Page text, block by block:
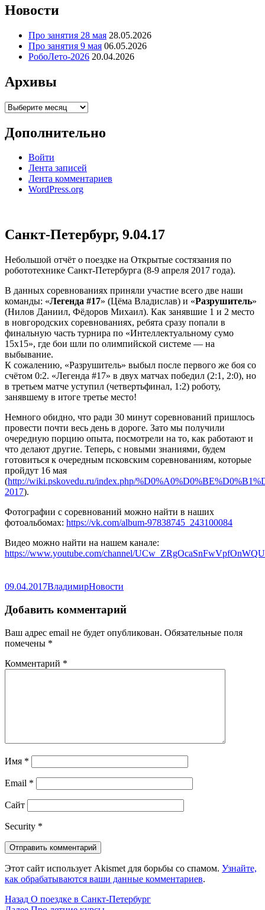
Новости
Про занятия 28 мая 28.05.2026
Про занятия 9 мая 06.05.2026
РобоЛето-2026 20.04.2026
Архивы
Архивы
Дополнительно
Войти
Лента записей
Лента комментариев
WordPress.org
Санкт-Петербург, 9.04.17
Небольшой отчёт о поездке на Открытые состязания по
робототехнике Санкт-Петербурга (8-9 апреля 2017 года).
В данных соревнованиях приняли участие всего две наши
команды: «Легенда #17» (Цёма Владислав) и «Разрушитель»
(Нилов Даниил, Фёдоров Михаил). Как занявшие 1 и 2 место
в новгородских соревнованиях, ребята сразу попали в
финальную часть турнира по «Интеллектуальному сумо
15х15», где бои шли по олимпийской системе — на
выбывание.
К сожалению, «Разрушитель» выбыл после первого же боя со
счётом 0:2. «Легенда #17» в двух матчах победил (2:1, 2:0), но
в третьем матче уступил (четвертьфинал, 1:2) роботу,
занявшему в итоге третье место!
Немного обидно, что ради 30 минут соревнований пришлось
провести почти весь день в дороге. Зато мы получили
очередную порцию опыта, посмотрели на то, как работают и
что делают другие. Теперь, с новыми знаниями, будем
готовиться к очередным псковским соревнованиям, которые
пройдут 16 мая
(http://wiki.pskovedu.ru/index.php/
2017).
Фотографии с соревнований можно найти в наших
фотоальбомах: https://vk.com/album-97838745_243100084
Видео можно найти на нашем канале:
https://www.youtube.com/channel/
Опубликовано
09.04.2017Автор
ВладимирРубрики
Новости
Добавить комментарий
Ваш адрес email не будет опубликован. Обязательные поля
помечены *
Комментарий *
Имя *
Email *
Сайт
Security *
Этот сайт использует Akismet для борьбы со спамом. Узнайте,
как обрабатываются ваши данные комментариев.
Навигация
Назад Предыдущая
О поездке в Санкт-Петербург